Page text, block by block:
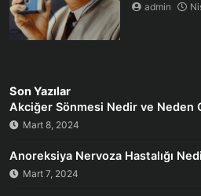
admin
Son Yazılar
Akciğer Sönmesi Nedir ve Neden
Mart 8, 2024
Anoreksiya Nervoza Hastalığı
Mart 7, 2024